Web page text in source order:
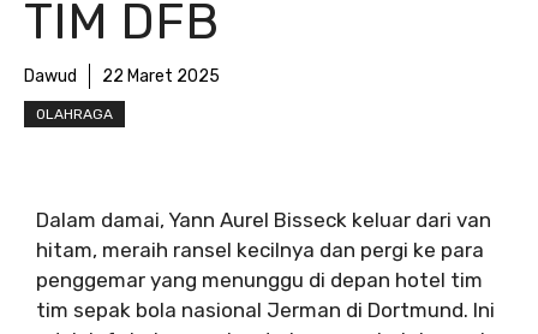
TIM DFB
Dawud 22 Maret 2025
OLAHRAGA
Dalam damai, Yann Aurel Bisseck keluar dari van
hitam, meraih ransel kecilnya dan pergi ke para
penggemar yang menunggu di depan hotel tim
tim sepak bola nasional Jerman di Dortmund. Ini